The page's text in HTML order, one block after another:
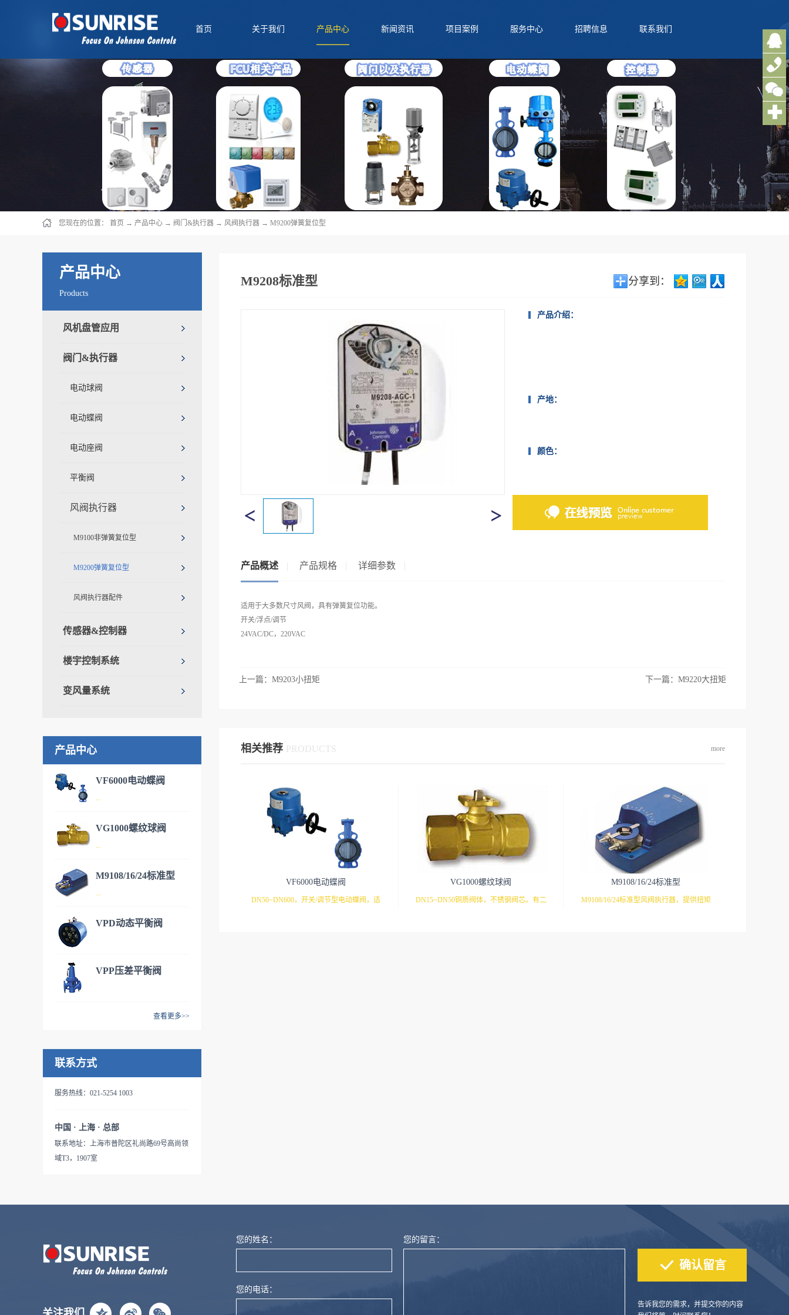
首页 关于我们 产品中心 新闻资讯 项目案例 服务中心 招聘信息 联系我们
您现在的位置： 首页 → 产品中心 → 阀门&执行器 → 风阀执行器 → M9200弹簧复位型
产品中心
Products
风机盘管应用
阀门&执行器
电动球阀
电动蝶阀
电动座阀
平衡阀
风阀执行器
M9100非弹簧复位型
M9200弹簧复位型
风阀执行器配件
传感器&控制器
楼宇控制系统
变风量系统
产品中心
VF6000电动蝶阀
...
调。
VG1000螺纹球阀
...
可安装各种执行器满足不同的
关/调节型执行器VA9208系列
M9108/16/24标准型
...
米），16NM（3平米），
反馈/电压等型号选择，满足多
VPD动态平衡阀
VPP压差平衡阀
查看更多>>
联系方式
服务热线：021-5254 1003
中国 · 上海 · 总部
联系地址：上海市普陀区礼尚路69号高尚领
域T3，1907室
M9208标准型 分享到：
产品介绍：
产地：
颜色：
产品概述 产品规格 详细参数
适用于大多数尺寸风阀，具有弹簧复位功能。
开关/浮点/调节
24VAC/DC，220VAC
上一篇： M9203小扭矩 下一篇： M9220大扭矩
相关推荐 PRODUCTS more
VF6000电动蝶阀
DN50~DN600，开关/调节型电动蝶阀，适
VG1000螺纹球阀
DN15~DN50铜质阀体，不锈钢阀芯。有二
M9108/16/24标准型
M9108/16/24标准型风阀执行器，提供扭矩
您的姓名：
您的电话：
您的留言：
告诉我您的需求，并提交你的内容
电话
二维码